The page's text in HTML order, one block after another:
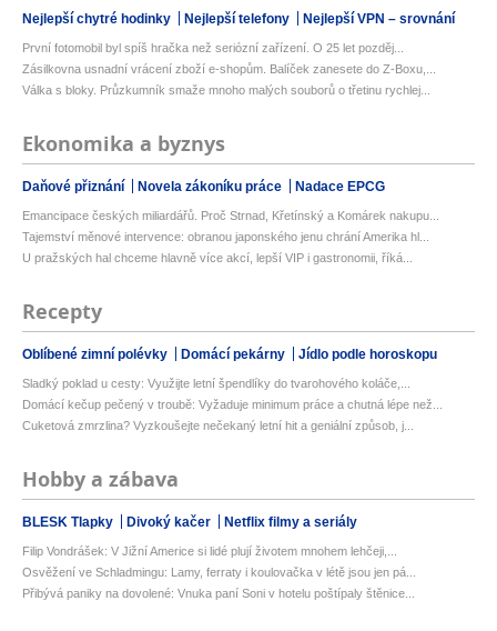
Nejlepší chytré hodinky Nejlepší telefony Nejlepší VPN – srovnání
První fotomobil byl spíš hračka než seriózní zařízení. O 25 let pozděj...
Zásilkovna usnadní vrácení zboží e-shopům. Balíček zanesete do Z-Boxu,...
Válka s bloky. Průzkumník smaže mnoho malých souborů o třetinu rychlej...
Ekonomika a byznys
Daňové přiznání Novela zákoníku práce Nadace EPCG
Emancipace českých miliardářů. Proč Strnad, Křetínský a Komárek nakupu...
Tajemství měnové intervence: obranou japonského jenu chrání Amerika hl...
U pražských hal chceme hlavně více akcí, lepší VIP i gastronomii, říká...
Recepty
Oblíbené zimní polévky Domácí pekárny Jídlo podle horoskopu
Sladký poklad u cesty: Využijte letní špendlíky do tvarohového koláče,...
Domácí kečup pečený v troubě: Vyžaduje minimum práce a chutná lépe než...
Cuketová zmrzlina? Vyzkoušejte nečekaný letní hit a geniální způsob, j...
Hobby a zábava
BLESK Tlapky Divoký kačer Netflix filmy a seriály
Filip Vondrášek: V Jižní Americe si lidé plují životem mnohem lehčeji,...
Osvěžení ve Schladmingu: Lamy, ferraty i koulovačka v létě jsou jen pá...
Přibývá paniky na dovolené: Vnuka paní Soni v hotelu poštípaly štěnice...